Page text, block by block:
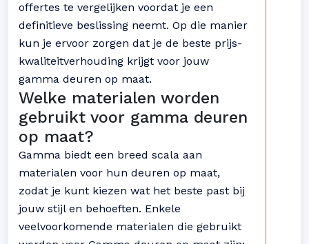
offertes te vergelijken voordat je een
definitieve beslissing neemt. Op die manier
kun je ervoor zorgen dat je de beste prijs-
kwaliteitverhouding krijgt voor jouw
gamma deuren op maat.
Welke materialen worden
gebruikt voor gamma deuren
op maat?
Gamma biedt een breed scala aan
materialen voor hun deuren op maat,
zodat je kunt kiezen wat het beste past bij
jouw stijl en behoeften. Enkele
veelvoorkomende materialen die gebruikt